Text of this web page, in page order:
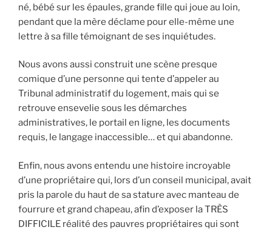
né, bébé sur les épaules, grande fille qui joue au loin,
pendant que la mère déclame pour elle-même une
lettre à sa fille témoignant de ses inquiétudes.
Nous avons aussi construit une scène presque
comique d’une personne qui tente d’appeler au
Tribunal administratif du logement, mais qui se
retrouve ensevelie sous les démarches
administratives, le portail en ligne, les documents
requis, le langage inaccessible… et qui abandonne.
Enfin, nous avons entendu une histoire incroyable
d’une propriétaire qui, lors d’un conseil municipal, avait
pris la parole du haut de sa stature avec manteau de
fourrure et grand chapeau, afin d’exposer la TRÈS
DIFFICILE réalité des pauvres propriétaires qui sont